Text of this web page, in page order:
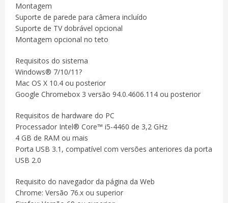
Montagem
Suporte de parede para câmera incluído
Suporte de TV dobrável opcional
Montagem opcional no teto
Requisitos do sistema
Windows® 7/10/11?
Mac OS X 10.4 ou posterior
Google Chromebox 3 versão 94.0.4606.114 ou posterior
Requisitos de hardware do PC
Processador Intel® Core™ i5-4460 de 3,2 GHz
4 GB de RAM ou mais
Porta USB 3.1, compatível com versões anteriores da porta
USB 2.0
Requisito do navegador da página da Web
Chrome: Versão 76.x ou superior